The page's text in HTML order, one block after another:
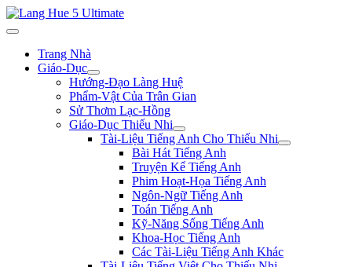
Trang Nhà
Giáo-Dục
Hướng-Đạo Làng Huệ
Phẩm-Vật Của Trân Gian
Sử Thơm Lạc-Hồng
Giáo-Dục Thiếu Nhi
Tài-Liệu Tiếng Anh Cho Thiếu Nhi
Bài Hát Tiếng Anh
Truyện Kể Tiếng Anh
Phim Hoạt-Họa Tiếng Anh
Ngôn-Ngữ Tiếng Anh
Toán Tiếng Anh
Kỹ-Năng Sống Tiếng Anh
Khoa-Học Tiếng Anh
Các Tài-Liệu Tiếng Anh Khác